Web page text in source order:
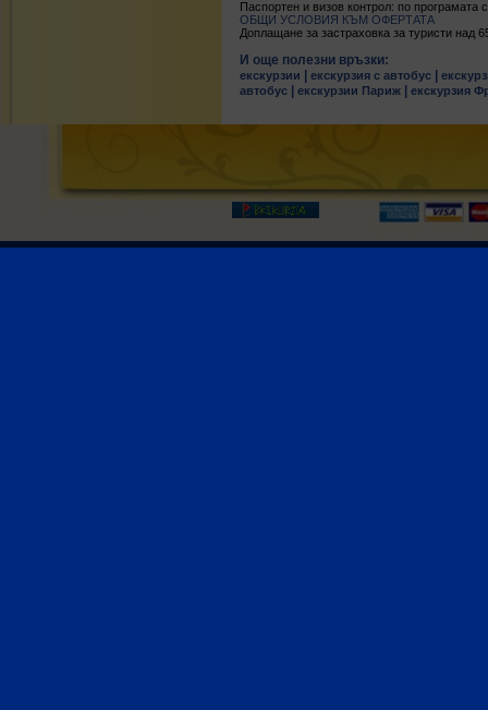
Паспортен и визов контрол: по програмата
ОБЩИ УСЛОВИЯ КЪМ ОФЕРТАТА
Доплащане за застраховка за туристи над
И още полезни връзки:
екскурзии екскурзия с автобус
автобус
екскурзии Париж екскурзия